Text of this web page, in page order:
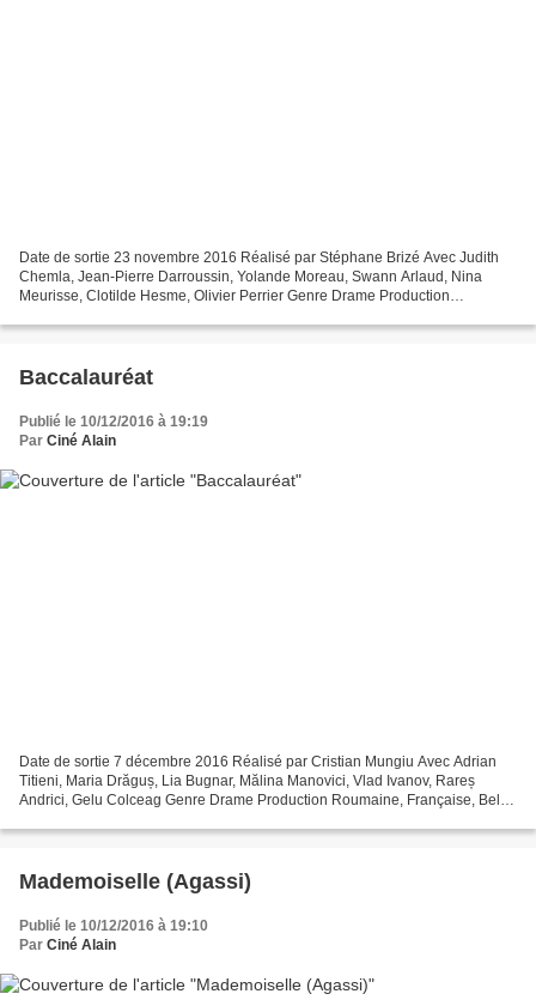
Date de sortie 23 novembre 2016 Réalisé par Stéphane Brizé Avec Judith
Chemla, Jean-Pierre Darroussin, Yolande Moreau, Swann Arlaud, Nina
Meurisse, Clotilde Hesme, Olivier Perrier Genre Drame Production
Baccalauréat
Publié le 10/12/2016 à 19:19
Par Ciné Alain
Date de sortie 7 décembre 2016 Réalisé par Cristian Mungiu Avec Adrian
Titieni, Maria Drăguș, Lia Bugnar, Mălina Manovici, Vlad Ivanov, Rareș
Andrici, Gelu Colceag Genre Drame Production Roumaine, Française, Belge
Mademoiselle (Agassi)
Publié le 10/12/2016 à 19:10
Par Ciné Alain